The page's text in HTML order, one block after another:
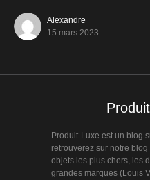
Alexandre
15 mars 2023
Produit-Luxe est un blog
retrouverez sur notre
objets les plus chers, les
grandes marques (Louis